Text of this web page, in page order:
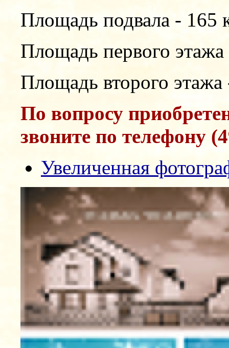
Площадь подвала - 165
Площадь первого
Площадь второго
По вопросу
звоните по телефону
Увеличенная